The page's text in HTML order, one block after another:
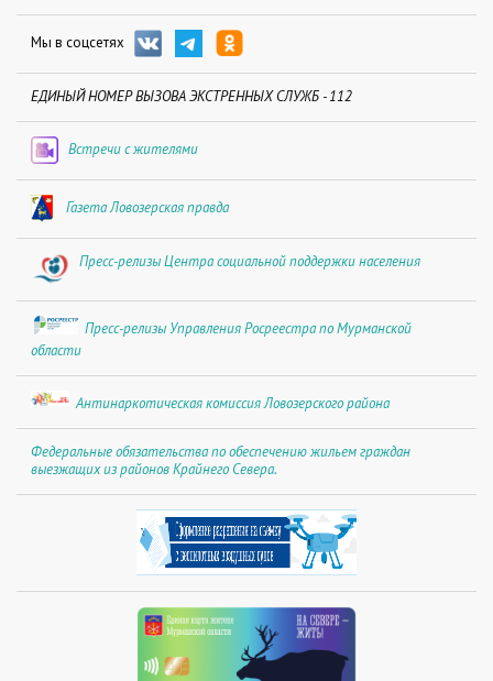
Мы в соцсетях
ЕДИНЫЙ НОМЕР ВЫЗОВА ЭКСТРЕННЫХ СЛУЖБ - 112
Встречи с жителями
Газета Ловозерская правда
Пресс-релизы Центра социальной поддержки населения
Пресс-релизы Управления Росреестра по Мурманской
области
Антинаркотическая комиссия Ловозерского района
Федеральные обязательства по обеспечению жильем граждан
выезжащих из районов Крайнего Севера.